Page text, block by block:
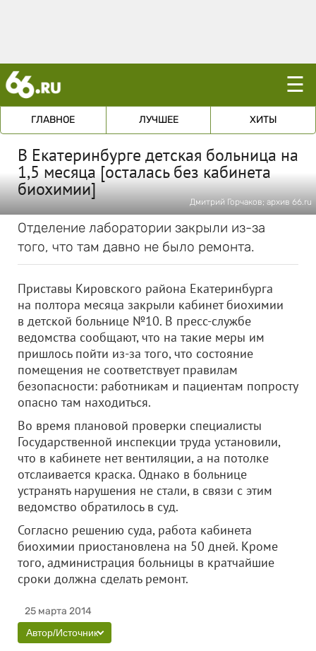
☰
ГЛАВНОЕ ЛУЧШЕЕ ХИТЫ
В Екатеринбурге детская больница на
1,5 месяца [осталась без кабинета
биохимии]
Дмитрий Горчаков; архив 66.ru
Отделение лаборатории закрыли из-за
того, что там давно не было ремонта.
Приставы Кировского района Екатеринбурга
на полтора месяца закрыли кабинет биохимии
в детской больнице №10. В пресс-службе
ведомства сообщают, что на такие меры им
пришлось пойти из-за того, что состояние
помещения не соответствует правилам
безопасности: работникам и пациентам попросту
опасно там находиться.
Во время плановой проверки специалисты
Государственной инспекции труда установили,
что в кабинете нет вентиляции, а на потолке
отслаивается краска. Однако в больнице
устранять нарушения не стали, в связи с этим
ведомство обратилось в суд.
Согласно решению суда, работа кабинета
биохимии приостановлена на 50 дней. Кроме
того, администрация больницы в кратчайшие
сроки должна сделать ремонт.
25 марта 2014
Автор/Источник